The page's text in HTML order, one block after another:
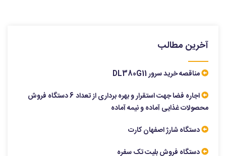
آخرین مطالب
مناقصه خرید سرور DL380G11
اجاره فضا جهت استقرار و بهره برداری از تعداد 6 دستگاه فروش
محصولات غذایی آماده و نیمه آماده
دستگاه شارژ اصفهان کارت
دستگاه فروش بلیت تک سفره